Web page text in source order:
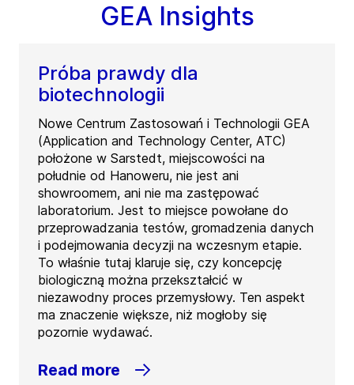
GEA Insights
Próba prawdy dla
biotechnologii
Nowe Centrum Zastosowań i Technologii GEA
(Application and Technology Center, ATC)
położone w Sarstedt, miejscowości na
południe od Hanoweru, nie jest ani
showroomem, ani nie ma zastępować
laboratorium. Jest to miejsce powołane do
przeprowadzania testów, gromadzenia danych
i podejmowania decyzji na wczesnym etapie.
To właśnie tutaj klaruje się, czy koncepcję
biologiczną można przekształcić w
niezawodny proces przemysłowy. Ten aspekt
ma znaczenie większe, niż mogłoby się
pozornie wydawać.
Read more